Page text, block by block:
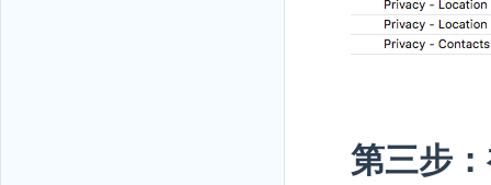
第三步